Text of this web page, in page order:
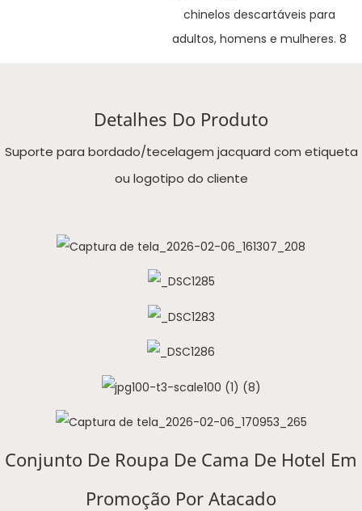
Detalhes Do Produto
Suporte para bordado/tecelagem jacquard com etiqueta
ou logotipo do cliente
Conjunto De Roupa De Cama De Hotel Em
Promoção Por Atacado